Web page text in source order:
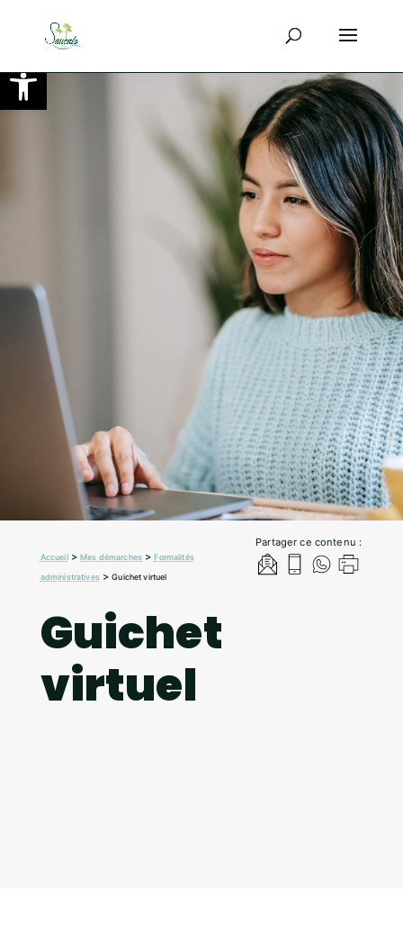
Ouvrir la barre d’outils
Partager ce contenu :
Accueil>Mes démarches >Formalités
administratives>Guichet virtuel
Guichet
virtuel